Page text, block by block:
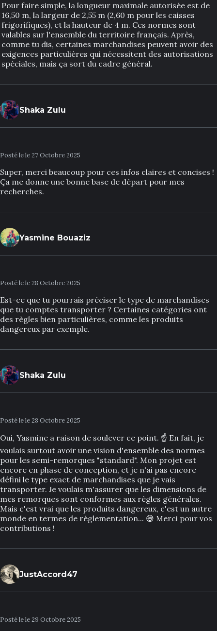
Pour faire simple, la longueur maximale autorisée est de
16,50 m, la largeur de 2,55 m (2,60 m pour les caisses
frigorifiques), et la hauteur de 4 m. Ces normes sont
valables sur l'ensemble du territoire français. Après,
comme tu dis, certaines marchandises peuvent avoir des
exigences particulières qui nécessitent des autorisations
spéciales, mais ça sort du cadre général.
Shaka Zulu
Posté le le 27 Octobre 2025
Super, merci beaucoup pour ces infos claires et concises !
Ça me donne une bonne base de départ pour mes
recherches.
Yasmine Bouaziz
Posté le le 28 Octobre 2025
Est-ce que tu pourrais préciser le type de marchandises
que tu comptes transporter ? Certaines catégories ont
des règles bien particulières, comme les produits
dangereux par exemple.
Shaka Zulu
Posté le le 28 Octobre 2025
Oui, Yasmine a raison de soulever ce point. ☝️ En fait, je
voulais surtout avoir une vision d'ensemble des normes
pour les semi-remorques "standard". Mon projet est
encore en phase de conception, et je n'ai pas encore
défini le type exact de marchandises que je vais
transporter. Je voulais m'assurer que les dimensions de
mes remorques sont conformes aux règles générales.
Mais c'est vrai que les produits dangereux, c'est un autre
monde en termes de réglementation... 😅 Merci pour vos
contributions !
JustAccord47
Posté le le 29 Octobre 2025